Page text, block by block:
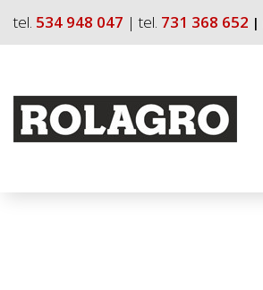
tel. 534 948 047 | tel. 731 368 652 |